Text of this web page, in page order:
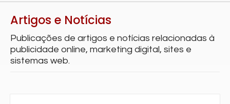
Artigos e Notícias
Publicações de artigos e notícias relacionadas à
publicidade online, marketing digital, sites e
sistemas web.